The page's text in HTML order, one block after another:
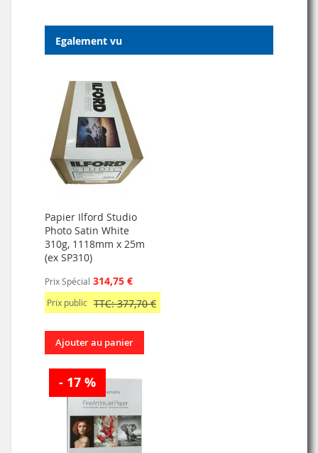
Egalement vu
Papier Ilford Studio
Photo Satin White
310g, 1118mm x 25m
(ex SP310)
Prix Spécial 314,75 €
Prix public TTC: 377,70 €
Ajouter au panier
- 17 %